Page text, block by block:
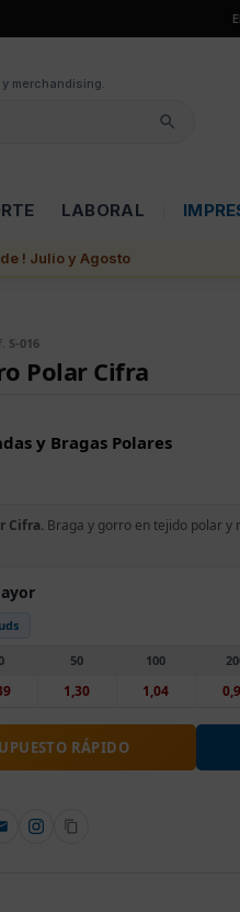
merchandising.
LABORAL
! Julio y Agosto
S-016
Polar Cifra
y Bragas Polares
Cifra. Braga y gorro en tejido polar y
50
1,30
100
1,04
RÁPIDO